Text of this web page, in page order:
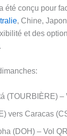
été conçu pour
, Chine,
et des
.
(TOURBIÈRE)
vers Caracas
(DOH) – Vol